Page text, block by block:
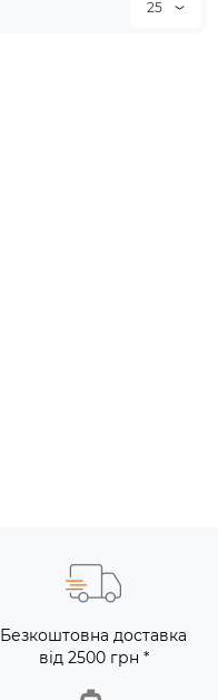
25
Безкоштовна доставка
від 2500 грн *